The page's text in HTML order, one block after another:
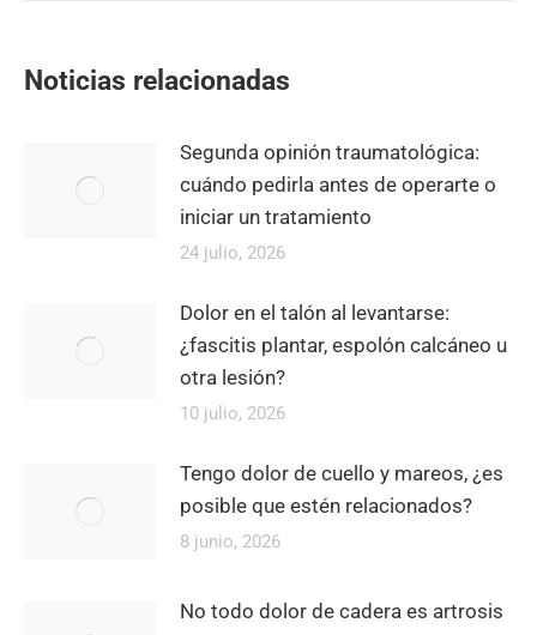
Noticias relacionadas
Segunda opinión traumatológica:
cuándo pedirla antes de operarte o
iniciar un tratamiento
24 julio, 2026
Dolor en el talón al levantarse:
¿fascitis plantar, espolón calcáneo u
otra lesión?
10 julio, 2026
Tengo dolor de cuello y mareos, ¿es
posible que estén relacionados?
8 junio, 2026
No todo dolor de cadera es artrosis